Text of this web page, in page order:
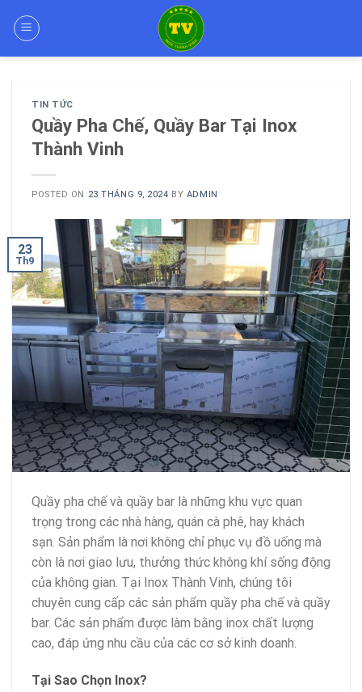
TIN TỨC
Quầy Pha Chế, Quầy Bar Tại Inox
Thành Vinh
POSTED ON 23 THÁNG 9, 2024 BY ADMIN
23
Th9
Quầy pha chế và quầy bar là những khu vực quan
trọng trong các nhà hàng, quán cà phê, hay khách
sạn. Sản phẩm là nơi không chỉ phục vụ đồ uống mà
còn là nơi giao lưu, thưởng thức không khí sống động
của không gian. Tại Inox Thành Vinh, chúng tôi
chuyên cung cấp các sản phẩm quầy pha chế và quầy
bar. Các sản phẩm được làm bằng inox chất lượng
cao, đáp ứng nhu cầu của các cơ sở kinh doanh.
Tại Sao Chọn Inox?